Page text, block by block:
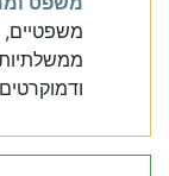
משפטיים,